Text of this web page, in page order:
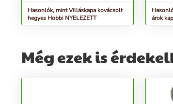
Hasonlók, mint Villáskapa kovácsolt
hegyes Hobbi NYELEZETT
árok
Még ezek is